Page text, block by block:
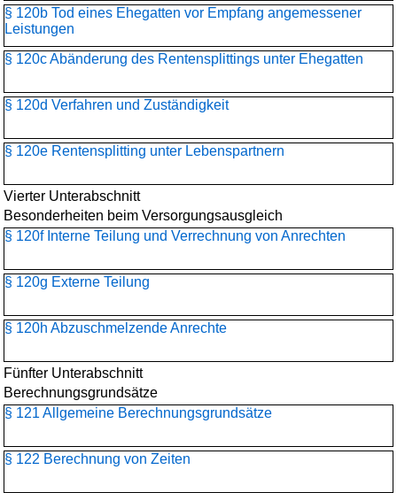
§ 120b Tod eines Ehegatten vor Empfang angemessener
Leistungen
§ 120c Abänderung des Rentensplittings unter Ehegatten
§ 120d Verfahren und Zuständigkeit
§ 120e Rentensplitting unter Lebenspartnern
Vierter Unterabschnitt
Besonderheiten beim Versorgungsausgleich
§ 120f Interne Teilung und Verrechnung von Anrechten
§ 120g Externe Teilung
§ 120h Abzuschmelzende Anrechte
Fünfter Unterabschnitt
Berechnungsgrundsätze
§ 121 Allgemeine Berechnungsgrundsätze
§ 122 Berechnung von Zeiten